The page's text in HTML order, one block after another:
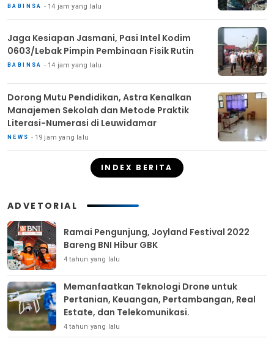
BABINSA 14 jam yang lalu
Jaga Kesiapan Jasmani, Pasi Intel Kodim
0603/Lebak Pimpin Pembinaan Fisik Rutin
BABINSA 14 jam yang lalu
Dorong Mutu Pendidikan, Astra Kenalkan
Manajemen Sekolah dan Metode Praktik
Literasi-Numerasi di Leuwidamar
NEWS 19 jam yang lalu
INDEX BERITA
ADVETORIAL
Ramai Pengunjung, Joyland Festival 2022
Bareng BNI Hibur GBK
4 tahun yang lalu
Memanfaatkan Teknologi Drone untuk
Pertanian, Keuangan, Pertambangan, Real
Estate, dan Telekomunikasi.
4 tahun yang lalu